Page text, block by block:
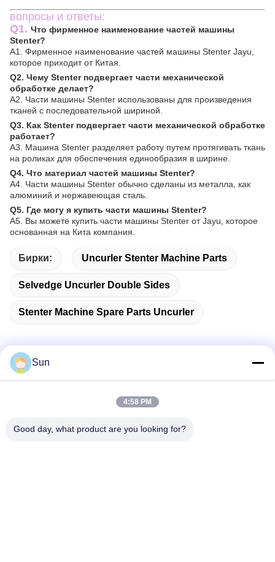
вопросы и ответы:
Q1. Что фирменное наименование частей машины
Stenter?
A1. Фирменное наименование частей машины Stenter Jayu,
которое приходит от Китая.
Q2. Чему Stenter подвергает части механической
обработке делает?
A2. Части машины Stenter использованы для произведения
тканей с последовательной шириной.
Q3. Как Stenter подвергает части механической обработке
работает?
A3. Машина Stenter разделяет работу путем протягивать ткань
на роликах для обеспечения единообразия в ширине.
Q4. Что материал частей машины Stenter?
A4. Части машины Stenter обычно сделаны из металла, как
алюминий и нержавеющая сталь.
Q5. Где могу я купить части машины Stenter?
A5. Вы можете купить части машины Stenter от Jayu, которое
основанная на Кита компания.
Бирки: Uncurler Stenter Machine Parts
Selvedge Uncurler Double Sides
Stenter Machine Spare Parts Uncurler
NO.55 XINSHENG ROAD, РАЙОН УЦЗИНЬ, ГОРОД
Sun
4:58 PM
Good day, what product are you looking for?